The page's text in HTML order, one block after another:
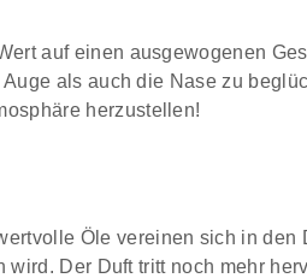
auf einen ausgewogenen
als auch die Nase zu
herzustellen!
Öle vereinen sich in den
Der Duft tritt noch mehr